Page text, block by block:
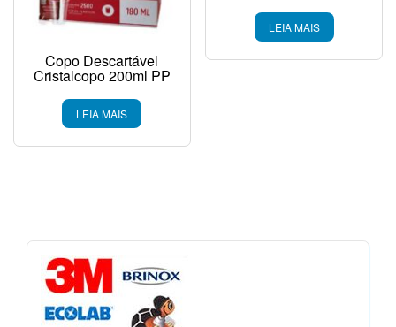
Copo Descartável
Cristalcopo 200ml PP
LEIA MAIS
LEIA MAIS